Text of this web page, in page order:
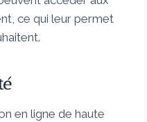
ce qui leur permet
en ligne de haute